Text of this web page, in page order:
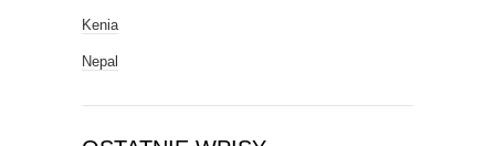
Kenia
Nepal